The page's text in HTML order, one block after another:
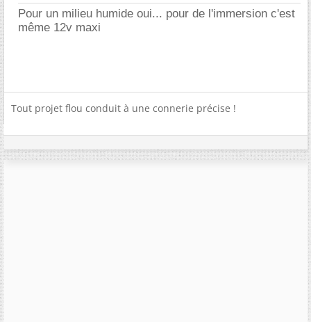
Pour un milieu humide oui... pour de l'immersion c'est
même 12v maxi
Tout projet flou conduit à une connerie précise !